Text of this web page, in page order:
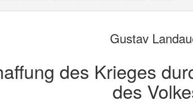
hinzu
Gustav
des Krieges
des